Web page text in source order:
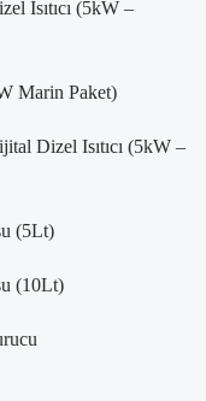
Isıtıcı (5kW –
Marin Paket)
Dizel Isıtıcı (5kW –
(5Lt)
(10Lt)